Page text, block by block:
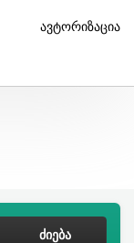
ავტორიზაცია
ᲫᲘᲔᲑᲐ